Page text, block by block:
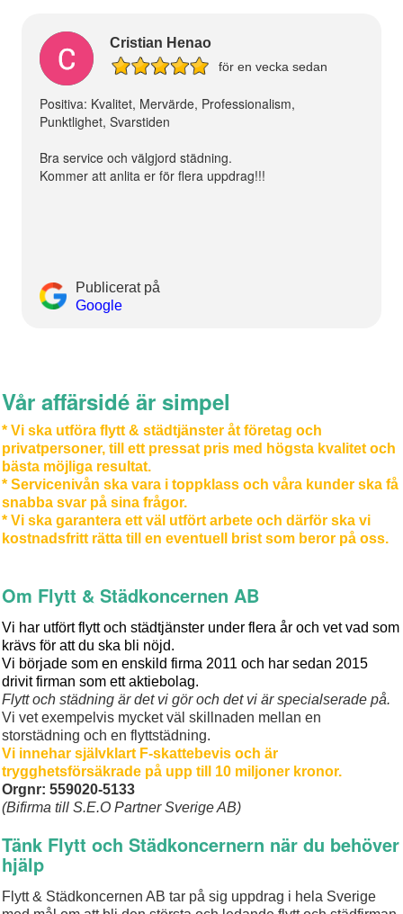
Cristian Henao
för en vecka sedan
Positiva: Kvalitet, Mervärde, Professionalism,
Punktlighet, Svarstiden
Bra service och välgjord städning.
Kommer att anlita er för flera uppdrag!!!
Publicerat på
Google
Vår affärsidé är simpel
* Vi ska utföra flytt & städtjänster åt företag och
privatpersoner, till ett pressat pris med högsta kvalitet och
bästa möjliga resultat.
* Servicenivån ska vara i toppklass och våra kunder ska få
snabba svar på sina frågor.
* Vi ska garantera ett väl utfört arbete och därför ska vi
kostnadsfritt rätta till en eventuell brist som beror på oss.
Om Flytt & Städkoncernen AB
Vi har utfört flytt och städtjänster under flera år och vet vad som
krävs för att du ska bli nöjd.
Vi började som en enskild firma 2011 och har sedan 2015
drivit firman som ett aktiebolag.
Flytt och städning är det vi gör och det vi är specialserade på.
Vi vet exempelvis mycket väl skillnaden mellan en
storstädning och en flyttstädning.
Vi innehar självklart F-skattebevis och är
trygghetsförsäkrade på upp till 10 miljoner kronor.
Orgnr: 559020-5133
(Bifirma till S.E.O Partner Sverige AB)
Tänk Flytt och Städkoncernern när du behöver
hjälp
Flytt & Städkoncernen AB tar på sig uppdrag i hela Sverige